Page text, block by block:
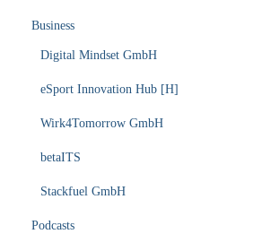
Business
Digital Mindset GmbH
eSport Innovation Hub [H]
Wirk4Tomorrow GmbH
betaITS
Stackfuel GmbH
Podcasts